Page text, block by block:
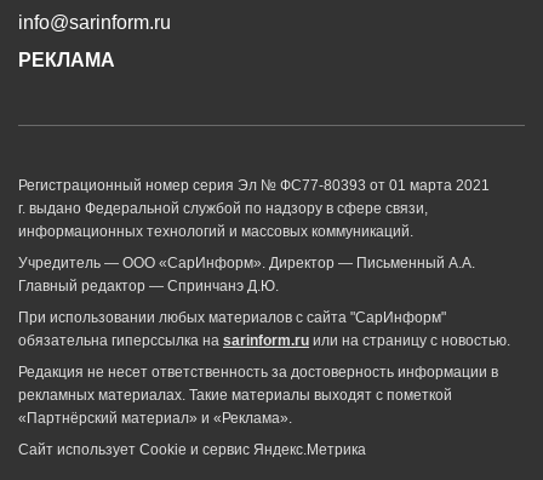
info@sarinform.ru
РЕКЛАМА
Регистрационный номер серия Эл № ФС77-80393 от 01 марта 2021
г. выдано Федеральной службой по надзору в сфере связи,
информационных технологий и массовых коммуникаций.
Учредитель — ООО «СарИнформ». Директор — Письменный А.А.
Главный редактор — Спринчанэ Д.Ю.
При использовании любых материалов с сайта "СарИнформ"
обязательна гиперссылка на sarinform.ru или на страницу с новостью.
Редакция не несет ответственность за достоверность информации в
рекламных материалах. Такие материалы выходят с пометкой
«Партнёрский материал» и «Реклама».
Сайт использует Cookie и сервиc Яндекс.Метрика